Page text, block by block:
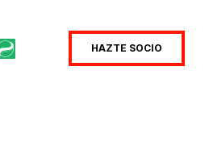
HAZTE SOCIO